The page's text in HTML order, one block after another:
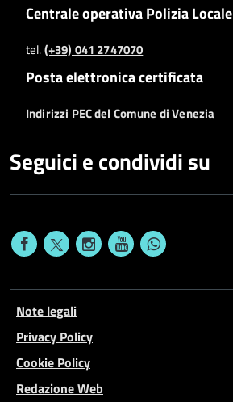
Centrale operativa Polizia Locale
tel.(+39) 041 2747070
Posta elettronica certificata
Indirizzi PEC del Comune di Venezia
Seguici e condividi su
Note legali
Privacy Policy
Cookie Policy
Redazione Web